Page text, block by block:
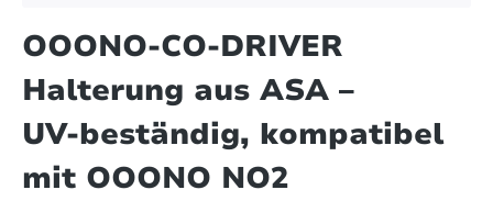
OOONO‑CO‑DRIVER
Halterung aus ASA –
UV‑beständig, kompatibel
mit OOONO NO2